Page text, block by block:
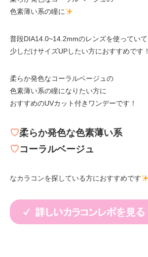
色素薄い系の瞳に
普段DIA14.0~14.2mmのレンズを使っていて
少しだけサイズUPしたい方におすすめです！
柔らか発色なコーラルベージュの
色素薄い系の瞳になりたい方に
おすすめのUVカット付きワンデーです！
♡柔らか発色な色素薄い系
♡コーラルベージュ
なカラコンを探している方におすすめです